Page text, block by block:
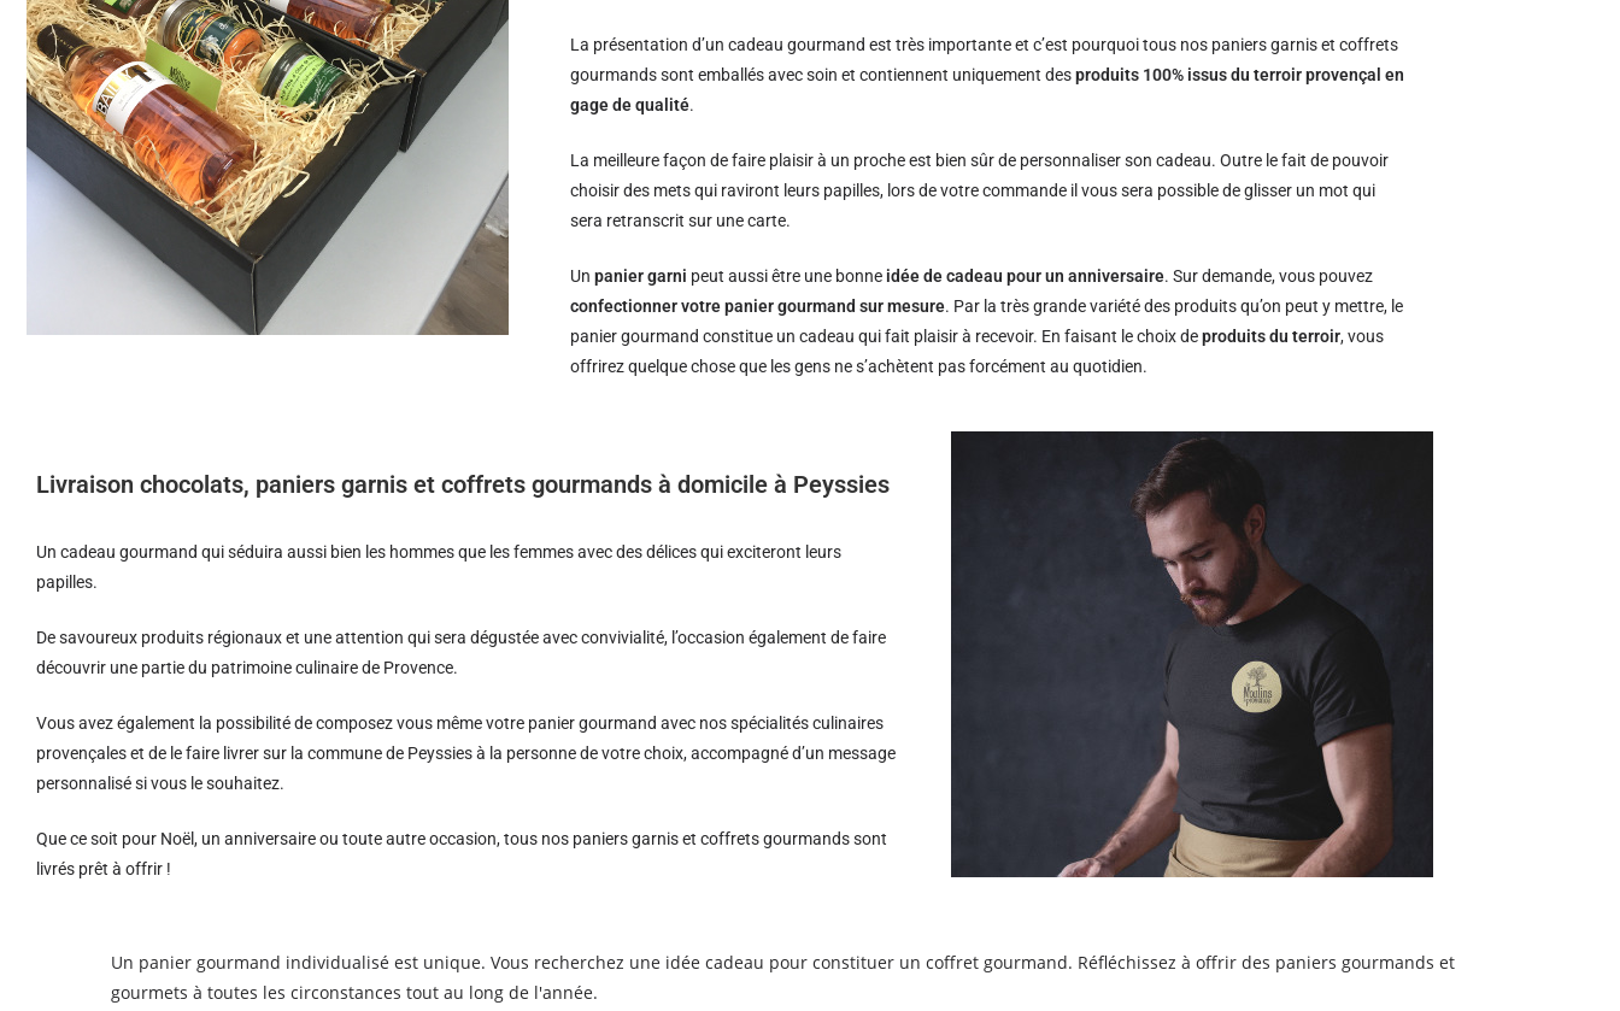
La présentation d’un cadeau gourmand est très importante et c’est pourquoi tous nos paniers garnis et coffrets
gourmands sont emballés avec soin et contiennent uniquement desproduits 100% issus du terroir provençal en
gage de qualité.
La meilleure façon de faire plaisir à un proche est bien sûr de personnaliser son cadeau. Outre le fait de pouvoir
choisir des mets qui raviront leurs papilles, lors de votre commande il vous sera possible de glisser un mot qui
sera retranscrit sur une carte.
Unpanier garni peut aussi être une bonne idée de cadeau pour un anniversaire. Sur demande, vous pouvez
confectionner votre panier gourmand sur mesure. Par la très grande variété des produits qu’on peut y mettre, le
panier gourmand constitue un cadeau qui fait plaisir à recevoir. En faisant le choix deproduits du terroir, vous
offrirez quelque chose que les gens ne s’achètent pas forcément au quotidien.
Livraison chocolats, paniers garnis et coffrets gourmands à domicile à Peyssies
Un cadeau gourmand qui séduira aussi bien les hommes que les femmes avec des délices qui exciteront leurs
papilles.
De savoureux produits régionaux et une attention qui sera dégustée avec convivialité, l’occasion également de faire
découvrir une partie du patrimoine culinaire de Provence.
Vous avez également la possibilité de composez vous même votre panier gourmand avec nos spécialités culinaires
provençales et de le faire livrer sur la commune de Peyssies à la personne de votre choix, accompagné d’un message
personnalisé si vous le souhaitez.
Que ce soit pour Noël, un anniversaire ou toute autre occasion, tous nos paniers garnis et coffrets gourmands sont
livrés prêt à offrir !
Un panier gourmand individualisé est unique. Vous recherchez une idée cadeau pour constituer un coffret gourmand. Réfléchissez à offrir des paniers gourmands et
gourmets à toutes les circonstances tout au long de l'année.